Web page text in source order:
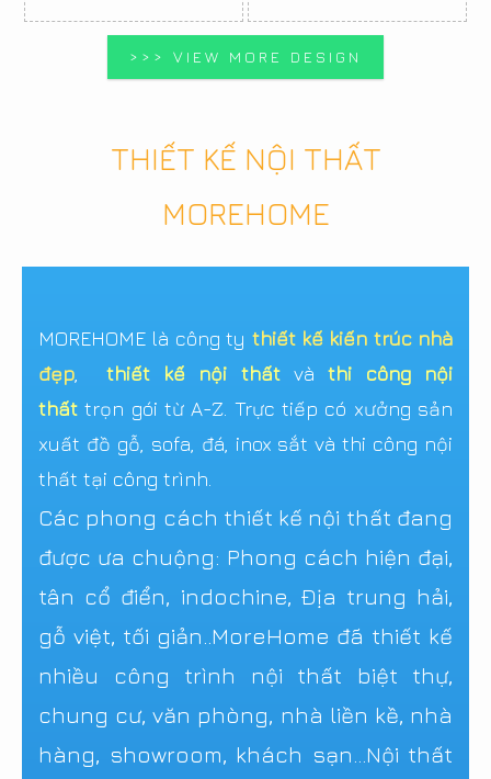
>>> VIEW MORE DESIGN
THIẾT KẾ NỘI THẤT
MOREHOME
MOREHOME là công ty thiết kế kiến trúc nhà
đẹp
thiết kế nội thấtvàthi công nội
thất trọn gói từ A-Z. Trực tiếp có xưởng sản
xuất đồ gỗ, sofa, đá, inox sắt và thi công nội
thất tại công trình.
Các phong cách thiết kế nội thất đang
được ưa chuộng: Phong cách hiện đại,
tân cổ điển, indochine, Địa trung hải,
gỗ việt, tối giản..MoreHome đã thiết kế
nhiều công trình nội thất biệt thự,
chung cư, văn phòng, nhà liền kề, nhà
hàng, showroom, khách sạn...Nội thất